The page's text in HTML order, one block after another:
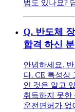
법도 있나요?
Q. 반도체
합격 하신
안녕하세요.
다. CE 특성상
인 것은 알고
취득하지 못한
운전면허가 없